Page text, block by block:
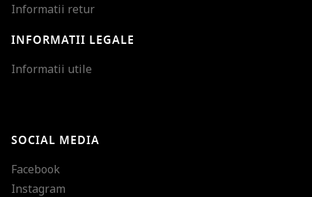
Informatii retur
INFORMATII LEGALE
Informatii utile
SOCIAL MEDIA
Facebook
Instagram